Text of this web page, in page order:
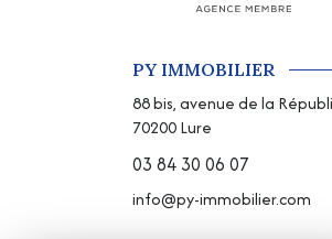
PY IMMOBILIER
88 bis, avenue de la
70200Lure
03 84 30 06 07
info@py-immobilier.com